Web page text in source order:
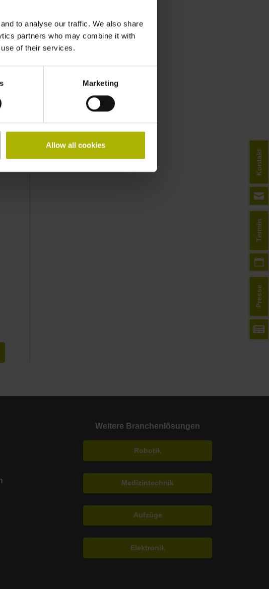
to analyse our traffic. We also share
partners who may combine it with
of their services.
Marketing
Allow all cookies
Weitere Branchenlösungen
Robotik
Medizintechnik
Aufzüge
Elektronik
Presse
Termin
Kontakt